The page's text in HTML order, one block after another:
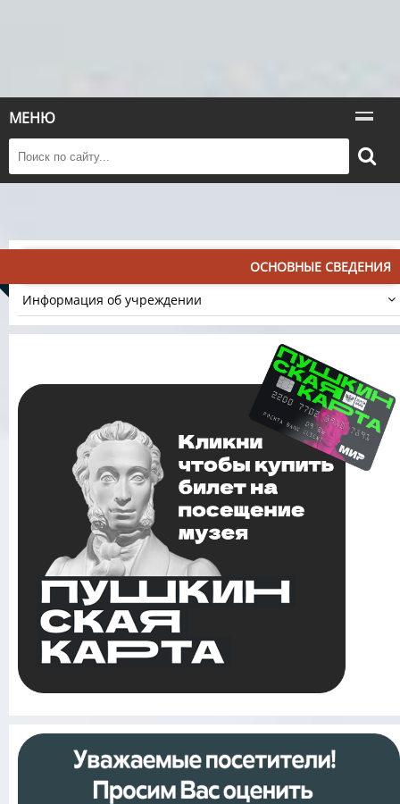
МЕНЮ
ОСНОВНЫЕ СВЕДЕНИЯ
Информация об учреждении